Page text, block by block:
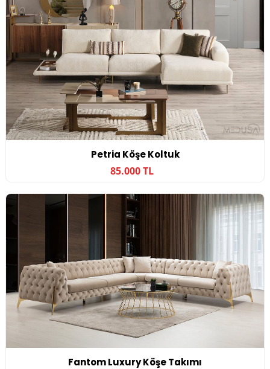
Petria Köşe Koltuk
85.000 TL
Fantom Luxury Köşe Takımı